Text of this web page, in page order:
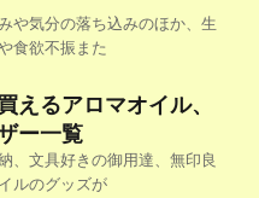
や気分の落ち込みのほか、生
食欲不振また
えるアロマオイル、
ー一覧
、文具好きの御用達、無印良
ルのグッズが